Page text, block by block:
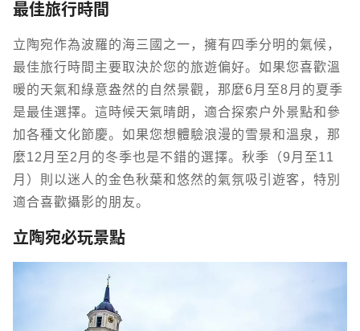
最佳旅行時間
立陶宛作為波羅的海三國之一，擁有四季分明的氣候，
最佳旅行時間主要取決於您的旅遊偏好。如果您喜歡溫
暖的天氣和綠意盎然的自然景觀，那麼6月至8月的夏季
是最佳選擇。這時候天氣晴朗，適合探索戶外景點和參
加各種文化節慶。如果您想體驗浪漫的雪景和溫泉，那
麼12月至2月的冬季也是不錯的選擇。秋季（9月至11
月）則以迷人的金色秋葉和悠然的氣氛吸引遊客，特別
適合喜歡攝影的朋友。
立陶宛必玩景點